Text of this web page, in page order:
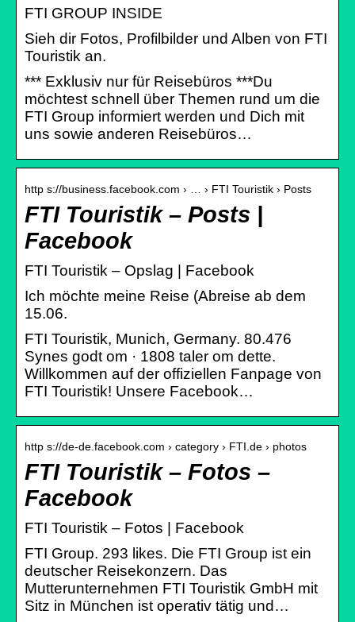
FTI GROUP INSIDE
Sieh dir Fotos, Profilbilder und Alben von FTI
Touristik an.
*** Exklusiv nur für Reisebüros ***Du
möchtest schnell über Themen rund um die
FTI Group informiert werden und Dich mit
uns sowie anderen Reisebüros…
http s://business.facebook.com › … › FTI Touristik › Posts
FTI Touristik – Posts |
Facebook
FTI Touristik – Opslag | Facebook
Ich möchte meine Reise (Abreise ab dem
15.06.
FTI Touristik, Munich, Germany. 80.476
Synes godt om · 1808 taler om dette.
Willkommen auf der offiziellen Fanpage von
FTI Touristik! Unsere Facebook…
http s://de-de.facebook.com › category › FTI.de › photos
FTI Touristik – Fotos –
Facebook
FTI Touristik – Fotos | Facebook
FTI Group. 293 likes. Die FTI Group ist ein
deutscher Reisekonzern. Das
Mutterunternehmen FTI Touristik GmbH mit
Sitz in München ist operativ tätig und…